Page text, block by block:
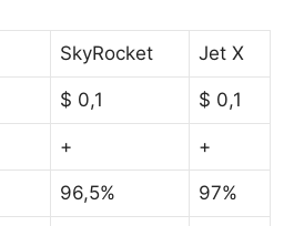
SkyRocket Jet X
$ 0,1 $ 0,1
+ +
96,5% 97%